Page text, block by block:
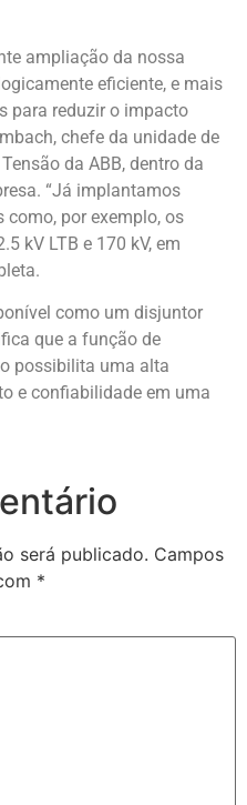
ampliação da nossa
eficiente, e mais
para reduzir o impacto
chefe da unidade de
da ABB, dentro da
“Já implantamos
por exemplo, os
kV LTB e 170 kV, em
como um disjuntor
que a função de
possibilita uma alta
e confiabilidade em uma
será publicado. Campos
*